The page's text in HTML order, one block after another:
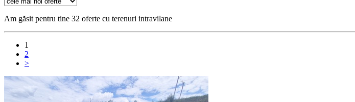
Am găsit pentru tine 32 oferte cu terenuri intravilane
1
2
>